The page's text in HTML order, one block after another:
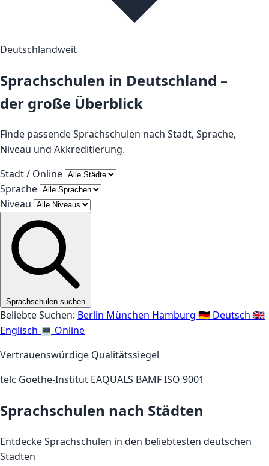
Deutschlandweit
Sprachschulen in Deutschland –
der große Überblick
Finde passende Sprachschulen nach Stadt, Sprache,
Niveau und Akkreditierung.
Stadt / Online
Sprache
Niveau
Sprachschulen suchen
Beliebte Suchen: Berlin München Hamburg 🇩🇪 Deutsch 🇬🇧
Englisch 💻 Online
Vertrauenswürdige Qualitätssiegel
telc Goethe-Institut EAQUALS BAMFISO 9001
Sprachschulen nach Städten
Entdecke Sprachschulen in den beliebtesten deutschen
Städten